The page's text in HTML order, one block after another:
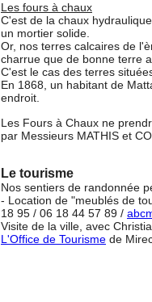
Les fours à chaux
C'est de la chaux
un mortier solide.
Or, nos terres calcaires de
charrue que de bonne terre
C'est le cas des terres
En 1868, un habitant de
endroit.
Les Fours à Chaux ne
par Messieurs MATHIS et
Le tourisme
Nos sentiers de randonnée
- Location de "meublés de
18 95 / 06 18 44 57 89 /
Visite de la ville, avec
L'Office de Tourisme de